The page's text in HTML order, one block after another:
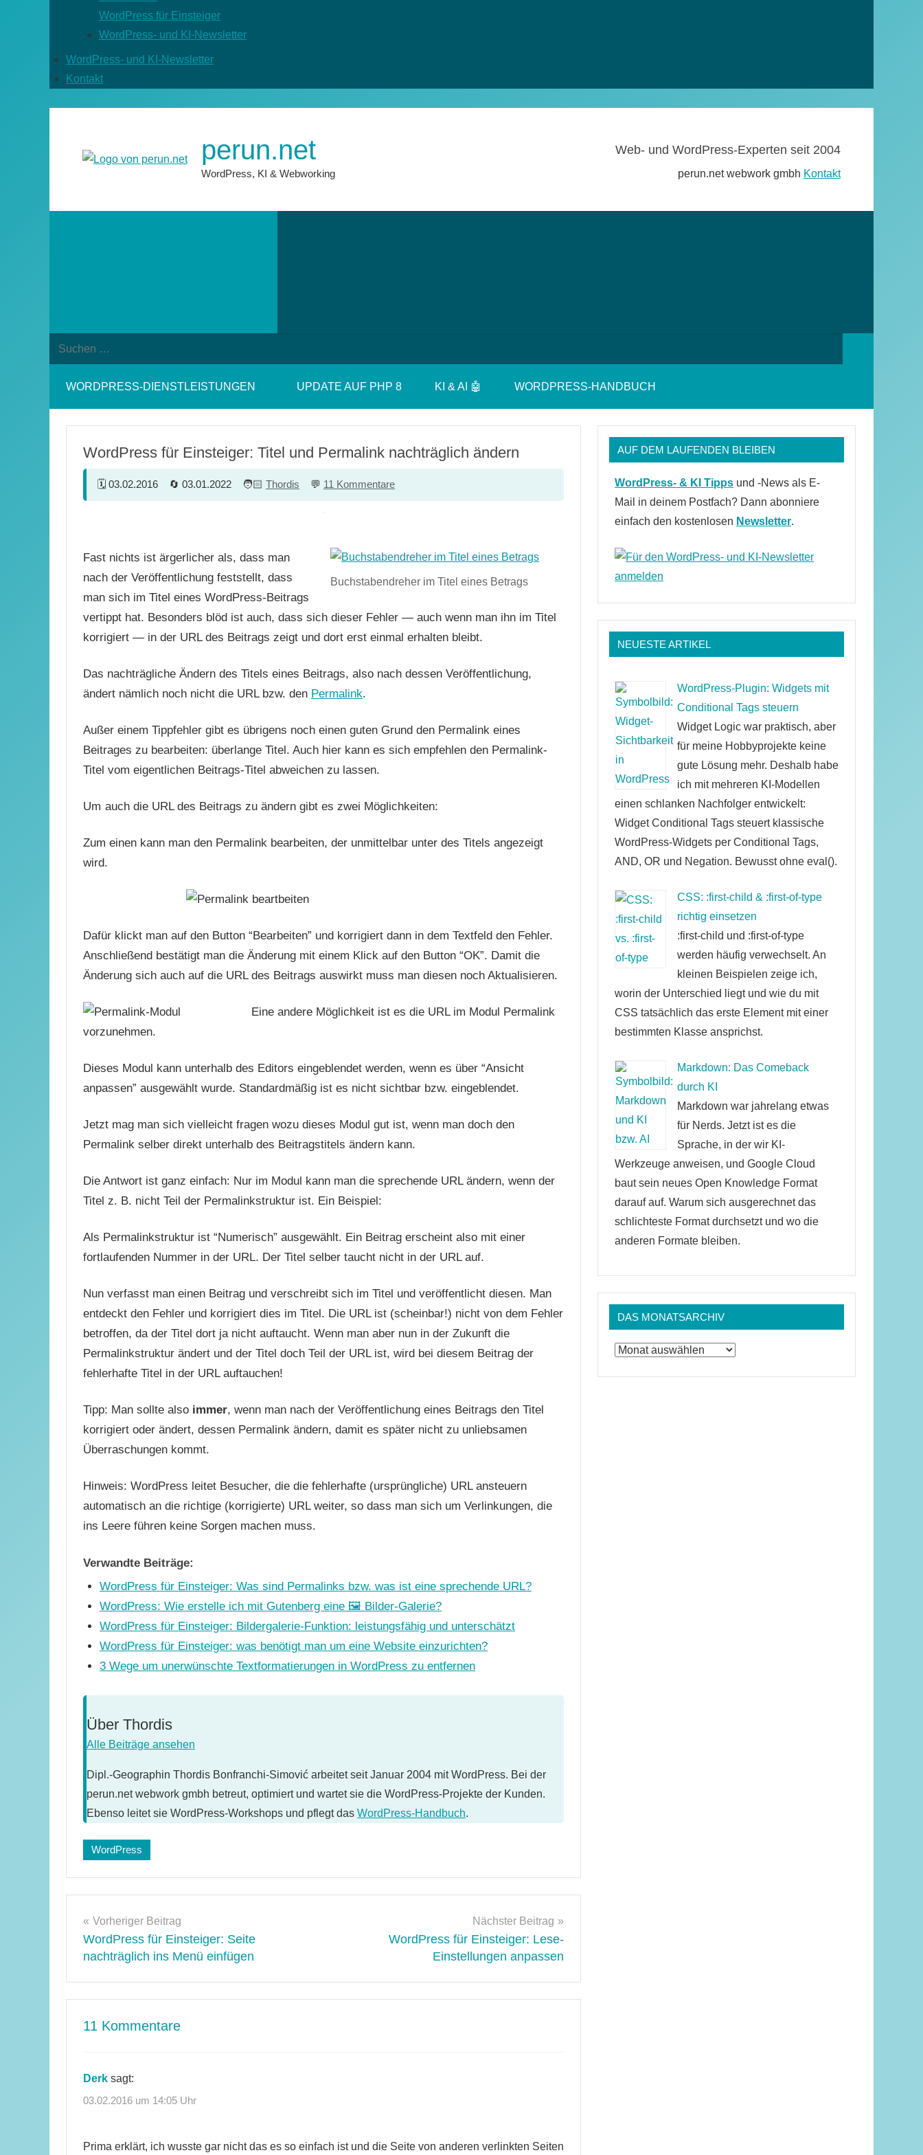
WordPress für Einsteiger
WordPress- und KI-Newsletter
WordPress- und KI-Newsletter
Kontakt
perun.net
WordPress, KI & Webworking
Web- und WordPress-Experten seit 2004
perun.net webwork gmbh Kontakt
Suchformular
Suchen
WORDPRESS-DIENSTLEISTUNGEN UPDATE AUF PHP 8 KI & AI 🤖 WORDPRESS-HANDBUCH
WordPress für Einsteiger: Titel und Permalink nachträglich ändern
03.02.2016 03.01.2022 Thordis 11 Kommentare
Buchstabendreher im Titel eines Betrags
Fast nichts ist ärgerlicher als, dass man
nach der Veröffentlichung feststellt, dass
man sich im Titel eines WordPress-Beitrags
vertippt hat. Besonders blöd ist auch, dass sich dieser Fehler — auch wenn man ihn im Titel
korrigiert — in der URL des Beitrags zeigt und dort erst einmal erhalten bleibt.
Das nachträgliche Ändern des Titels eines Beitrags, also nach dessen Veröffentlichung,
ändert nämlich noch nicht die URL bzw. den Permalink.
Außer einem Tippfehler gibt es übrigens noch einen guten Grund den Permalink eines
Beitrages zu bearbeiten: überlange Titel. Auch hier kann es sich empfehlen den Permalink-
Titel vom eigentlichen Beitrags-Titel abweichen zu lassen.
Um auch die URL des Beitrags zu ändern gibt es zwei Möglichkeiten:
Zum einen kann man den Permalink bearbeiten, der unmittelbar unter des Titels angezeigt
wird.
Dafür klickt man auf den Button “Bearbeiten” und korrigiert dann in dem Textfeld den Fehler.
Anschließend bestätigt man die Änderung mit einem Klick auf den Button “OK”. Damit die
Änderung sich auch auf die URL des Beitrags auswirkt muss man diesen noch Aktualisieren.
Eine andere Möglichkeit ist es die URL im Modul Permalink
vorzunehmen.
Dieses Modul kann unterhalb des Editors eingeblendet werden, wenn es über “Ansicht
anpassen” ausgewählt wurde. Standardmäßig ist es nicht sichtbar bzw. eingeblendet.
Jetzt mag man sich vielleicht fragen wozu dieses Modul gut ist, wenn man doch den
Permalink selber direkt unterhalb des Beitragstitels ändern kann.
Die Antwort ist ganz einfach: Nur im Modul kann man die sprechende URL ändern, wenn der
Titel z. B. nicht Teil der Permalinkstruktur ist. Ein Beispiel:
Als Permalinkstruktur ist “Numerisch” ausgewählt. Ein Beitrag erscheint also mit einer
fortlaufenden Nummer in der URL. Der Titel selber taucht nicht in der URL auf.
Nun verfasst man einen Beitrag und verschreibt sich im Titel und veröffentlicht diesen. Man
entdeckt den Fehler und korrigiert dies im Titel. Die URL ist (scheinbar!) nicht von dem Fehler
betroffen, da der Titel dort ja nicht auftaucht. Wenn man aber nun in der Zukunft die
Permalinkstruktur ändert und der Titel doch Teil der URL ist, wird bei diesem Beitrag der
fehlerhafte Titel in der URL auftauchen!
Tipp: Man sollte also immer, wenn man nach der Veröffentlichung eines Beitrags den Titel
korrigiert oder ändert, dessen Permalink ändern, damit es später nicht zu unliebsamen
Überraschungen kommt.
Hinweis: WordPress leitet Besucher, die die fehlerhafte (ursprüngliche) URL ansteuern
automatisch an die richtige (korrigierte) URL weiter, so dass man sich um Verlinkungen, die
ins Leere führen keine Sorgen machen muss.
Verwandte Beiträge:
WordPress für Einsteiger: Was sind Permalinks bzw. was ist eine sprechende URL?
WordPress: Wie erstelle ich mit Gutenberg eine 🖼️ Bilder-Galerie?
WordPress für Einsteiger: Bildergalerie-Funktion: leistungsfähig und unterschätzt
WordPress für Einsteiger: was benötigt man um eine Website einzurichten?
3 Wege um unerwünschte Textformatierungen in WordPress zu entfernen
Über Thordis
Alle Beiträge ansehen
Dipl.-Geographin Thordis Bonfranchi-Simović arbeitet seit Januar 2004 mit WordPress. Bei der
perun.net webwork gmbh betreut, optimiert und wartet sie die WordPress-Projekte der Kunden.
Ebenso leitet sie WordPress-Workshops und pflegt das WordPress-Handbuch.
WordPress
Beitragsnavigation
Vorheriger Beitrag
WordPress für Einsteiger: Seite
nachträglich ins Menü einfügen
Nächster Beitrag
WordPress für Einsteiger: Lese-
Einstellungen anpassen
11 Kommentare
Derk sagt:
03.02.2016 um 14:05 Uhr
Prima erklärt, ich wusste gar nicht das es so einfach ist und die Seite von anderen verlinkten Seiten
AUF DEM LAUFENDEN BLEIBEN
WordPress- & KI Tipps und -News als E-
Mail in deinem Postfach? Dann abonniere
einfach den kostenlosen Newsletter.
NEUESTE ARTIKEL
WordPress-Plugin: Widgets mit
Conditional Tags steuern
Widget Logic war praktisch, aber
für meine Hobbyprojekte keine
gute Lösung mehr. Deshalb habe
ich mit mehreren KI-Modellen
einen schlanken Nachfolger entwickelt:
Widget Conditional Tags steuert klassische
WordPress-Widgets per Conditional Tags,
AND, OR und Negation. Bewusst ohne eval().
CSS: :first-child & :first-of-type
richtig einsetzen
:first-child und :first-of-type
werden häufig verwechselt. An
kleinen Beispielen zeige ich,
worin der Unterschied liegt und wie du mit
CSS tatsächlich das erste Element mit einer
bestimmten Klasse ansprichst.
Markdown: Das Comeback
durch KI
Markdown war jahrelang etwas
für Nerds. Jetzt ist es die
Sprache, in der wir KI-
Werkzeuge anweisen, und Google Cloud
baut sein neues Open Knowledge Format
darauf auf. Warum sich ausgerechnet das
schlichteste Format durchsetzt und wo die
anderen Formate bleiben.
DAS MONATSARCHIV
Das